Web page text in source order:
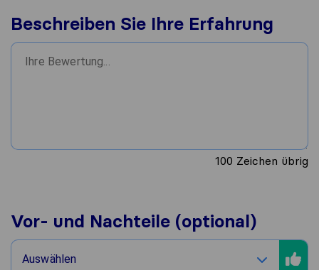
Beschreiben Sie Ihre Erfahrung
100 Zeichen übrig
Vor- und Nachteile (optional)
Auswählen